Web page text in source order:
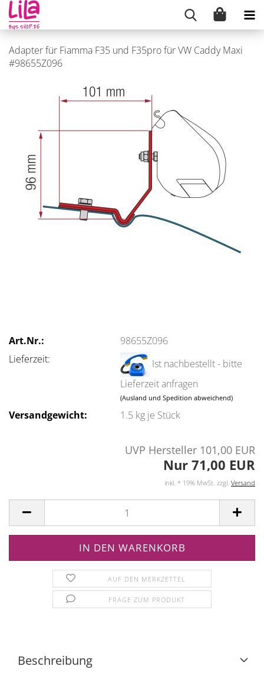
Adapter für Fiamma F35 und F35pro für VW Caddy Maxi
#98655Z096
Art.Nr.:
98655Z096
Lieferzeit:
Ist nachbestellt - bitte
Lieferzeit anfragen
(Ausland und Spedition abweichend)
Versandgewicht: 1.5 kg je Stück
UVP Hersteller 101,00 EUR
Nur 71,00 EUR
inkl. * 19% MwSt. zzgl. Versand
AUF DEN MERKZETTEL
FRAGE ZUM PRODUKT
Beschreibung